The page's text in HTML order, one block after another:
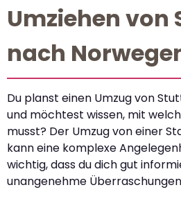
Umziehen
nach
Du planst einen Umzug von
und möchtest wissen, mit
musst? Der Umzug von einer
kann eine komplexe
wichtig, dass du dich gut
unangenehme